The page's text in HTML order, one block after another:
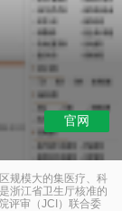
官网
规模大的集医疗、科
浙江省卫生厅核准的
评审（JCI）联合委